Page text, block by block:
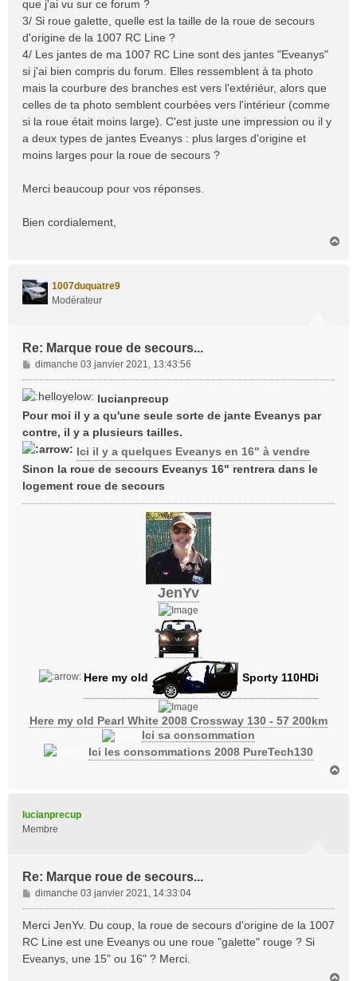
que j'ai vu sur ce forum ?
3/ Si roue galette, quelle est la taille de la roue de secours
d'origine de la 1007 RC Line ?
4/ Les jantes de ma 1007 RC Line sont des jantes "Eveanys"
si j'ai bien compris du forum. Elles ressemblent à ta photo
mais la courbure des branches est vers l'extériéur, alors que
celles de ta photo semblent courbées vers l'intérieur (comme
si la roue était moins large). C'est juste une impression ou il y
a deux types de jantes Eveanys : plus larges d'origine et
moins larges pour la roue de secours ?
Merci beaucoup pour vos réponses.
Bien cordialement,
1007duquatre9
Modérateur
Re: Marque roue de secours...
M
e
s
a
g
e
dimanche 03 janvier 2021, 13:43:56
lucianprecup
Pour moi il y a qu'une seule sorte de jante Eveanys par
contre, il y a plusieurs tailles.
Ici il y a quelques Eveanys en 16" à vendre
Sinon la roue de secours Eveanys 16" rentrera dans le
logement roue de secours
JenYv
Here my old Sporty 110HDi
Here my old Pearl White 2008 Crossway 130 - 57 200km
Ici sa consommation
Ici les consommations 2008 PureTech130
lucianprecup
Membre
Re: Marque roue de secours...
M
e
a
g
dimanche 03 janvier 2021, 14:33:04
Merci JenYv. Du coup, la roue de secours d'origine de la 1007
RC Line est une Eveanys ou une roue "galette" rouge ? Si
Eveanys, une 15" ou 16" ? Merci.